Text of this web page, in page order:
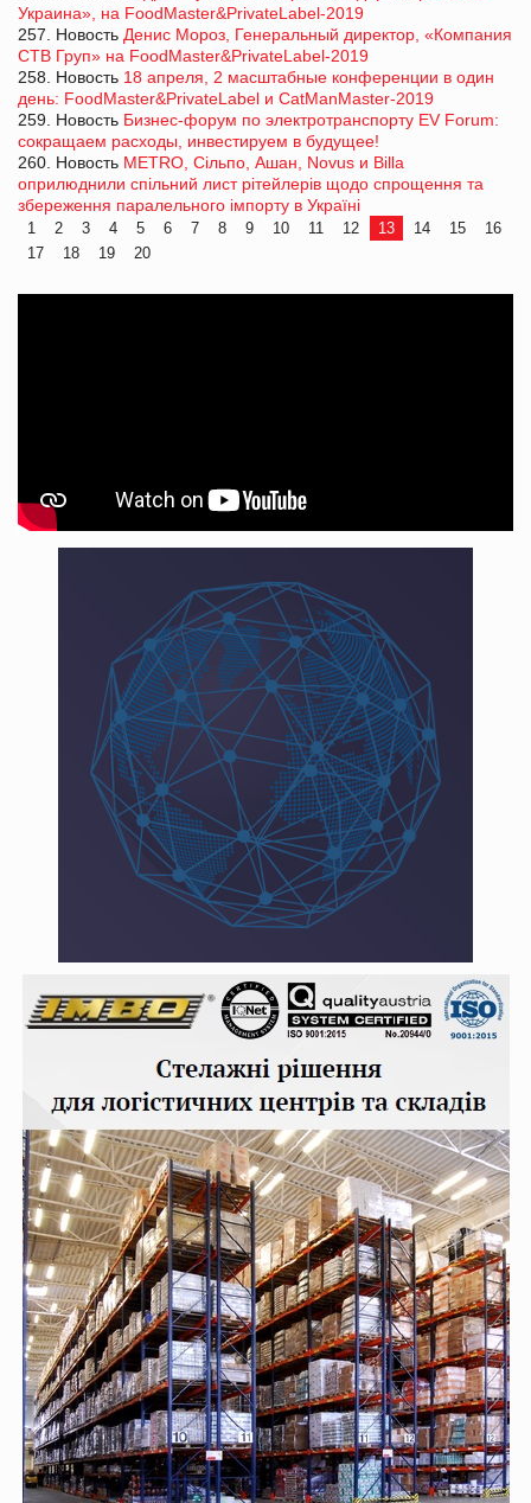
Украина», на FoodMaster&PrivateLabel-2019
257. Новость Денис Мороз, Генеральный директор, «Компания
СТВ Груп» на FoodMaster&PrivateLabel-2019
258. Новость 18 апреля, 2 масштабные конференции в один
день: FoodMaster&PrivateLabel и CatManMaster-2019
259. Новость Бизнес-форум по электротранспорту EV Forum:
сокращаем расходы, инвестируем в будущее!
260. Новость METRO, Сiльпо, Ашан, Novus и Billa
оприлюднили спільний лист рітейлерів щодо спрощення та
збереження паралельного імпорту в Україні
1 2 3 4 5 6 7 8 9 10 11 12 13 14 15
16
17
18 19 20